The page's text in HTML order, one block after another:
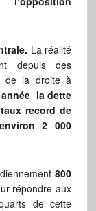
La réalité
depuis des
de la droite à
la dette
record de
2 000
800
répondre aux
de cette